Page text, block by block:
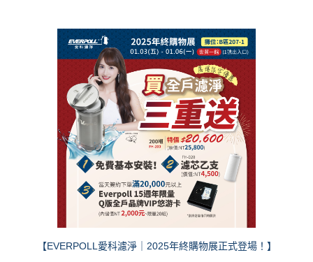
【EVERPOLL愛科濾淨｜2025年終購物展正式登場！】